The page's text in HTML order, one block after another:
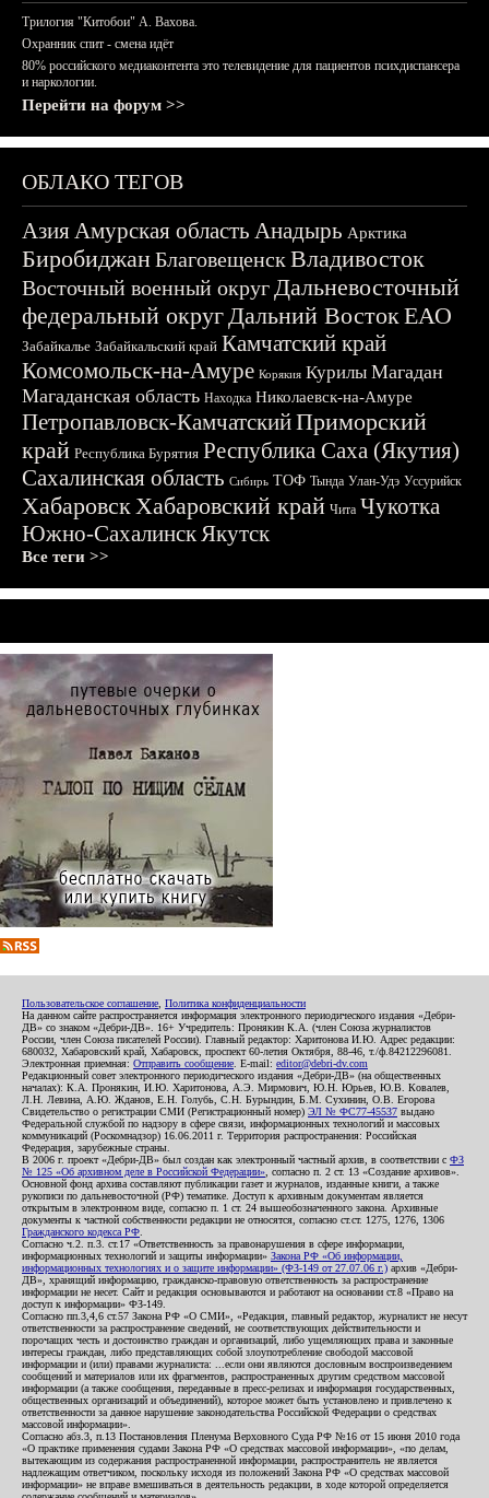
Трилогия "Китобои" А. Вахова.
Охранник спит - смена идёт
80% российского медиаконтента это телевидение для пациентов психдиспансера
и наркологии.
Перейти на форум >>
ОБЛАКО ТЕГОВ
АзияАмурская область Анадырь Арктика
БиробиджанБлаговещенскВладивосток
Восточный военный округДальневосточный
федеральный округДальний ВостокЕАО
Забайкалье Забайкальский край Камчатский край
Комсомольск-на-Амуре Корякия Курилы Магадан
Магаданская область Находка Николаевск-на-Амуре
Петропавловск-КамчатскийПриморский
край Республика Бурятия Республика Саха (Якутия)
Сахалинская область Сибирь ТОФ Тында Улан-Удэ Уссурийск
ХабаровскХабаровский край Чита Чукотка
Южно-СахалинскЯкутск
Все теги >>
Пользовательское соглашение Политика конфиденциальности
На данном сайте распространяется информация электронного периодического издания «Дебри-
ДВ» со знаком «Дебри-ДВ». 16+ Учредитель: Пронякин К.А. (член Союза журналистов
России, член Союза писателей России). Главный редактор: Харитонова И.Ю. Адрес редакции:
680032, Хабаровский край, Хабаровск, проспект 60-летия Октября, 88-46, т./ф.84212296081.
Электронная приемная: Отправить сообщение . E-mail: editor@debri-dv.com
Редакционный совет электронного периодического издания «Дебри-ДВ» (на общественных
началах): К.А. Пронякин, И.Ю. Харитонова, А.Э. Мирмович, Ю.Н. Юрьев, Ю.В. Ковалев,
Л.Н. Левина, А.Ю. Жданов, Е.Н. Голубь, С.Н. Бурындин, Б.М. Сухинин, О.В. Егорова
Свидетельство о регистрации СМИ (Регистрационный номер) ЭЛ № ФС77-45537 выдано
Федеральной службой по надзору в сфере связи, информационных технологий и массовых
коммуникаций (Роскомнадзор) 16.06.2011 г. Территория распространения: Российская
Федерация, зарубежные страны.
В 2006 г. проект «Дебри-ДВ» был создан как электронный частный архив, в соответствии с ФЗ
№ 125 «Об архивном деле в Российской Федерации» , согласно п. 2 ст. 13 «Создание архивов».
Основной фонд архива составляют публикации газет и журналов, изданные книги, а также
рукописи по дальневосточной (РФ) тематике. Доступ к архивным документам является
открытым в электронном виде, согласно п. 1 ст. 24 вышеобозначенного закона. Архивные
документы к частной собственности редакции не относятся, согласно ст.ст. 1275, 1276, 1306
Гражданского кодекса РФ
Согласно ч.2. п.3. ст.17 «Ответственность за правонарушения в сфере информации,
информационных технологий и защиты информации» Закона РФ «Об информации,
информационных технологиях и о защите информации» (ФЗ-149 от 27.07.06 г.) архив «Дебри-
ДВ», хранящий информацию, гражданско-правовую ответственность за распространение
информации не несет. Сайт и редакция основываются и работают на основании ст.8 «Право на
доступ к информации» ФЗ-149.
Согласно пп.3,4,6 ст.57 Закона РФ «О СМИ», «Редакция, главный редактор, журналист не несут
ответственности за распространение сведений, не соответствующих действительности и
порочащих честь и достоинство граждан и организаций, либо ущемляющих права и законные
интересы граждан, либо представляющих собой злоупотребление свободой массовой
информации и (или) правами журналиста: ...если они являются дословным воспроизведением
сообщений и материалов или их фрагментов, распространенных другим средством массовой
информации (а также сообщения, переданные в пресс-релизах и информация государственных,
общественных организаций и объединений), которое может быть установлено и привлечено к
ответственности за данное нарушение законодательства Российской Федерации о средствах
массовой информации».
Согласно абз.3, п.13 Постановления Пленума Верховного Суда РФ №16 от 15 июня 2010 года
«О практике применения судами Закона РФ «О средствах массовой информации», «по делам,
вытекающим из содержания распространенной информации, распространитель не является
надлежащим ответчиком, поскольку исходя из положений Закона РФ «О средствах массовой
информации» не вправе вмешиваться в деятельность редакции, в ходе которой определяется